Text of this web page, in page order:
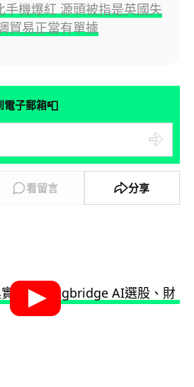
手機爆紅 源頭被指是英國失
貿易正當有單據
電子郵箱📮
看留言 分享